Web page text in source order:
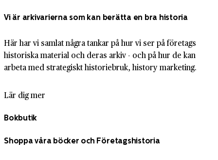
Vi är arkivarierna som kan berätta en bra historia
Här har vi samlat några tankar på hur vi ser på företags
historiska material och deras arkiv - och på hur de kan
arbeta med strategiskt historiebruk, history marketing.
Lär dig mer
Bokbutik
Shoppa våra böcker och Företagshistoria